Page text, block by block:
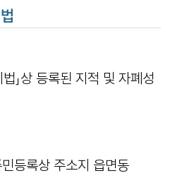
」상 등록된 지적 및 자폐성
등록상 주소지 읍면동